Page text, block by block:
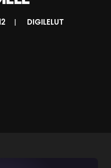
| DIGILELUT